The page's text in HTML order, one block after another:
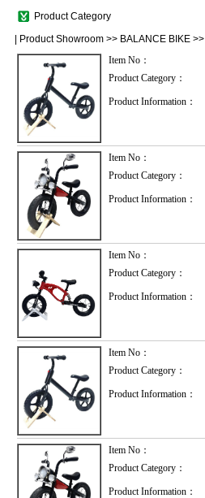
Product Category
Product Showroom >> BALANCE BIKE >>
Item No：
Product Category：
Product Information：
Item No：
Product Category：
Product Information：
Item No：
Product Category：
Product Information：
Item No：
Product Category：
Product Information：
Item No：
Product Category：
Product Information：